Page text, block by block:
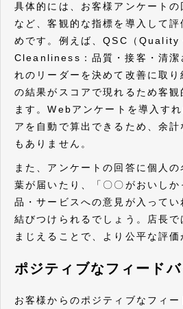
具体的には、お客様アンケート
など、客観的な指標を導入して
めです。例えば、QSC（Quality
Cleanliness：品質・接客・清潔
れのリーダーを決めて改善に取
の結果がスコアで現れるため客観
ます。Webアンケートを導入す
アを自動で算出できるため、余計
もありません。
また、アンケートの回答に個人
葉が届いたり、「〇〇がおいし
品・サービスへの意見が入って
結びつけられるでしょう。店長
まじえることで、より公平な評価
ポジティブなフィード
お客様からのポジティブなフィ